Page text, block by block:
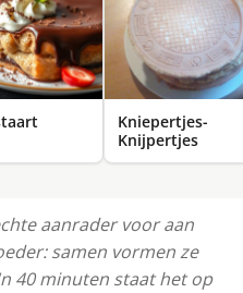
Kniepertjes-
Knijpertjes
aanrader voor aan
samen vormen ze
40 minuten staat het op